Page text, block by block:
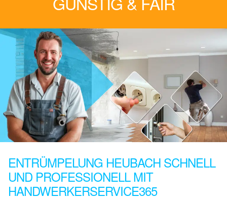
ENTRÜMPELUNG HEUBACH SCHNELL
UND PROFESSIONELL MIT
HANDWERKERSERVICE365